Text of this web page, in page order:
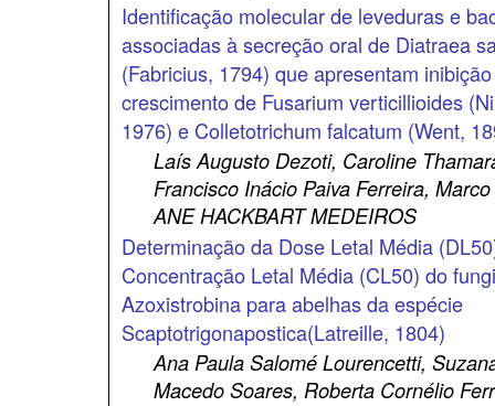
Identificação molecular de leveduras e
associadas à secreção oral de Diatraea
(Fabricius, 1794) que apresentam
crescimento de Fusarium verticillioides
1976) e Colletotrichum falcatum (Went,
Laís Augusto Dezoti, Caroline
Francisco Inácio Paiva Ferreira,
ANE HACKBART MEDEIROS
Determinação da Dose Letal Média
Concentração Letal Média (CL50) do
Azoxistrobina para abelhas da espécie
Scaptotrigonapostica(Latreille, 1804)
Ana Paula Salomé Lourencetti,
Macedo Soares, Roberta Cornélio